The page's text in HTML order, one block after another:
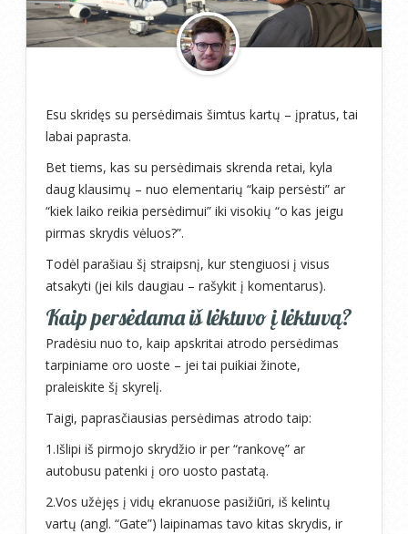
Esu skridęs su persėdimais šimtus kartų – įpratus, tai
labai paprasta.
Bet tiems, kas su persėdimais skrenda retai, kyla
daug klausimų – nuo elementarių “kaip persėsti” ar
“kiek laiko reikia persėdimui” iki visokių “o kas jeigu
pirmas skrydis vėluos?”.
Todėl parašiau šį straipsnį, kur stengiuosi į visus
atsakyti (jei kils daugiau – rašykit į komentarus).
Kaip persėdama iš lėktuvo į lėktuvą?
Pradėsiu nuo to, kaip apskritai atrodo persėdimas
tarpiniame oro uoste – jei tai puikiai žinote,
praleiskite šį skyrelį.
Taigi, paprasčiausias persėdimas atrodo taip:
1.Išlipi iš pirmojo skrydžio ir per “rankovę” ar
autobusu patenki į oro uosto pastatą.
2.Vos užėjęs į vidų ekranuose pasižiūri, iš kelintų
vartų (angl. “Gate”) laipinamas tavo kitas skrydis, ir